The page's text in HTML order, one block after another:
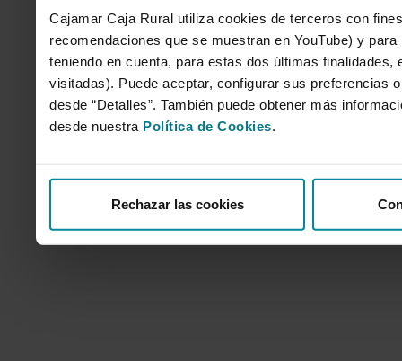
Cajamar Caja Rural utiliza cookies de terceros con
recomendaciones que se muestran en YouTube) y
teniendo en cuenta, para estas dos últimas
visitadas). Puede aceptar, configurar sus preferencias
desde “Detalles”. También puede obtener más
desde nuestra Política de Cookies.
Rechazar las cookies